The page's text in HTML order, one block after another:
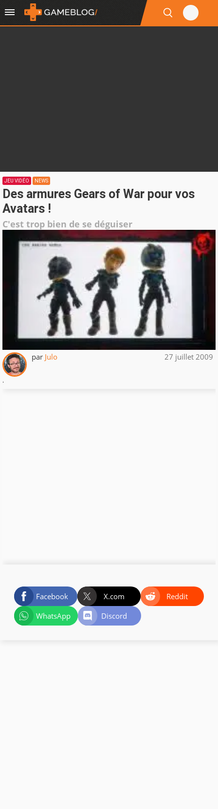
JEU VIDÉO NEWS
Des armures Gears of War pour vos
Avatars !
C'est trop bien de se déguiser
par Julo 27 juillet 2009
.
Facebook X.com
Reddit
WhatsApp
Discord